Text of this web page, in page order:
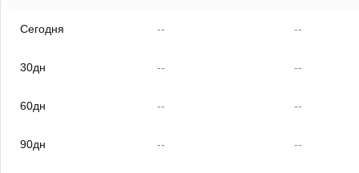
Сегодня -- --
30дн -- --
60дн -- --
90дн -- --